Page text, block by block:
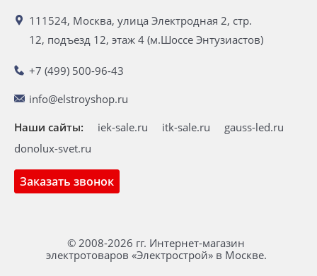
111524, Москва, улица Электродная 2, стр.
12, подъезд 12, этаж 4 (м.Шоссе Энтузиастов)
+7 (499) 500-96-43
info@elstroyshop.ru
Заказать звонок
Наши сайты: iek-sale.ru itk-sale.ru
gauss-led.ru
donolux-svet.ru
© 2008-2026 гг. Интернет-магазин
электротоваров «Электрострой» в Москве.